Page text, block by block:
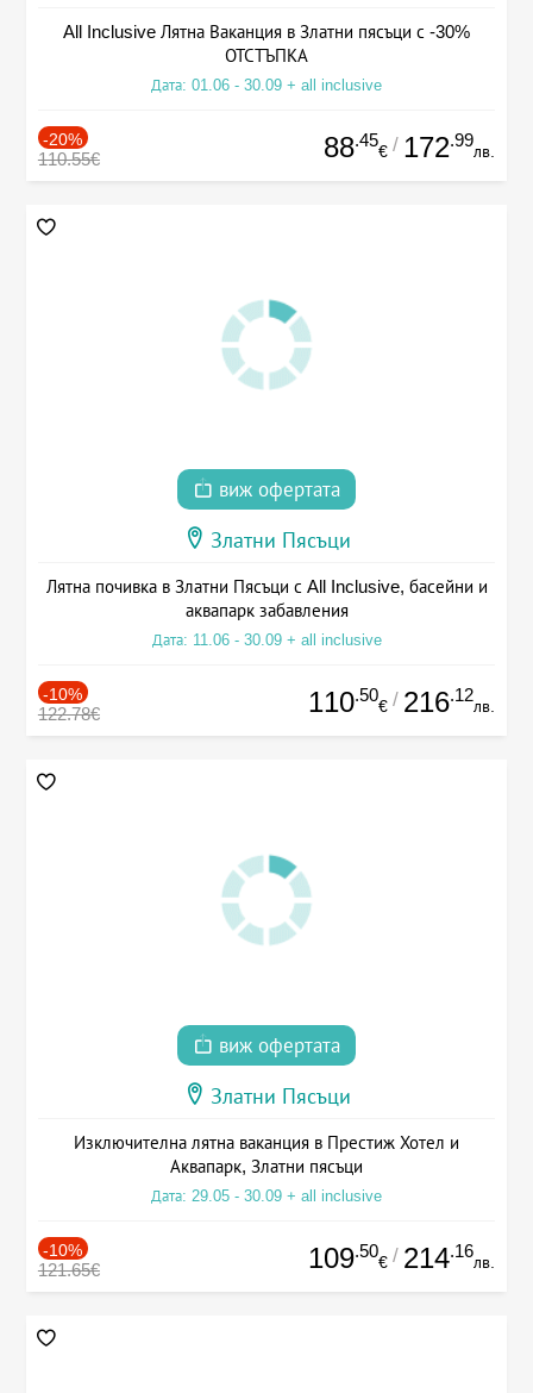
All Inclusive Лятна Ваканция в Златни пясъци с -30%
ОТСТЪПКА
Дата: 01.06 - 30.09 + all inclusive
-20%
110.55€ 88.45
€ / 172.99
лв.
виж офертата
Златни Пясъци
Лятна почивка в Златни Пясъци с All Inclusive, басейни и
аквапарк забавления
Дата: 11.06 - 30.09 + all inclusive
-10%
122.78€ 110.50
€ / 216.12
лв.
виж офертата
Златни Пясъци
Изключителна лятна ваканция в Престиж Хотел и
Аквапарк, Златни пясъци
Дата: 29.05 - 30.09 + all inclusive
-10%
121.65€ 109.50
€ / 214.16
лв.